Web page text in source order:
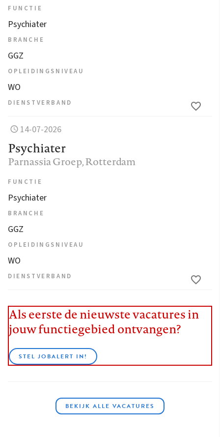
FUNCTIE
Psychiater
BRANCHE
GGZ
OPLEIDINGSNIVEAU
WO
DIENSTVERBAND
14-07-2026
Psychiater
Parnassia Groep, Rotterdam
FUNCTIE
Psychiater
BRANCHE
GGZ
OPLEIDINGSNIVEAU
WO
DIENSTVERBAND
Als eerste de nieuwste vacatures in
jouw functiegebied ontvangen?
STEL JOBALERT IN!
BEKIJK ALLE VACATURES